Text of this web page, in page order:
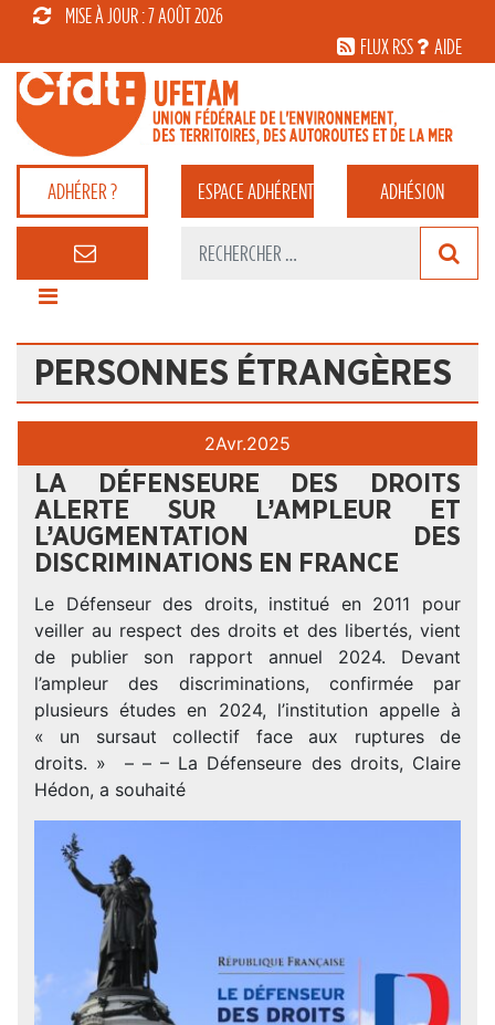
MISE À JOUR : 7 AOÛT 2026
FLUX RSS
AIDE
ADHÉRER ? ESPACEADHÉRENT ADHÉSION
PERSONNES ÉTRANGÈRES
2Avr.2025
LA DÉFENSEURE DES DROITS
ALERTE SUR L’AMPLEUR ET
L’AUGMENTATION DES
DISCRIMINATIONS EN FRANCE
Le Défenseur des droits, institué en 2011 pour
veiller au respect des droits et des libertés, vient
de publier son rapport annuel 2024. Devant
l’ampleur des discriminations, confirmée par
plusieurs études en 2024, l’institution appelle à
« un sursaut collectif face aux ruptures de
droits. » – – – La Défenseure des droits, Claire
Hédon, a souhaité